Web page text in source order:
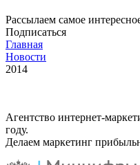
Рассылаем самое
Подписаться
Главная
Новости
2014
Агентство интернет-
году.
Делаем маркетинг